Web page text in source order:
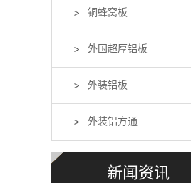
铜蜂窝板
外国超厚铝板
外装铝板
外装铝方通
新闻资讯